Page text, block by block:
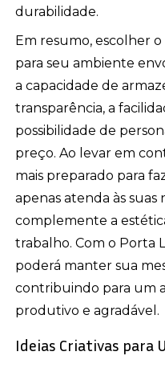
durabilidade.
Em resumo, escolher o
para seu ambiente
a capacidade de
transparência, a
possibilidade de
preço. Ao levar em
mais preparado para
apenas atenda às suas
complemente a
trabalho. Com o Porta
poderá manter sua
contribuindo para um
produtivo e agradável.
Ideias Criativas para